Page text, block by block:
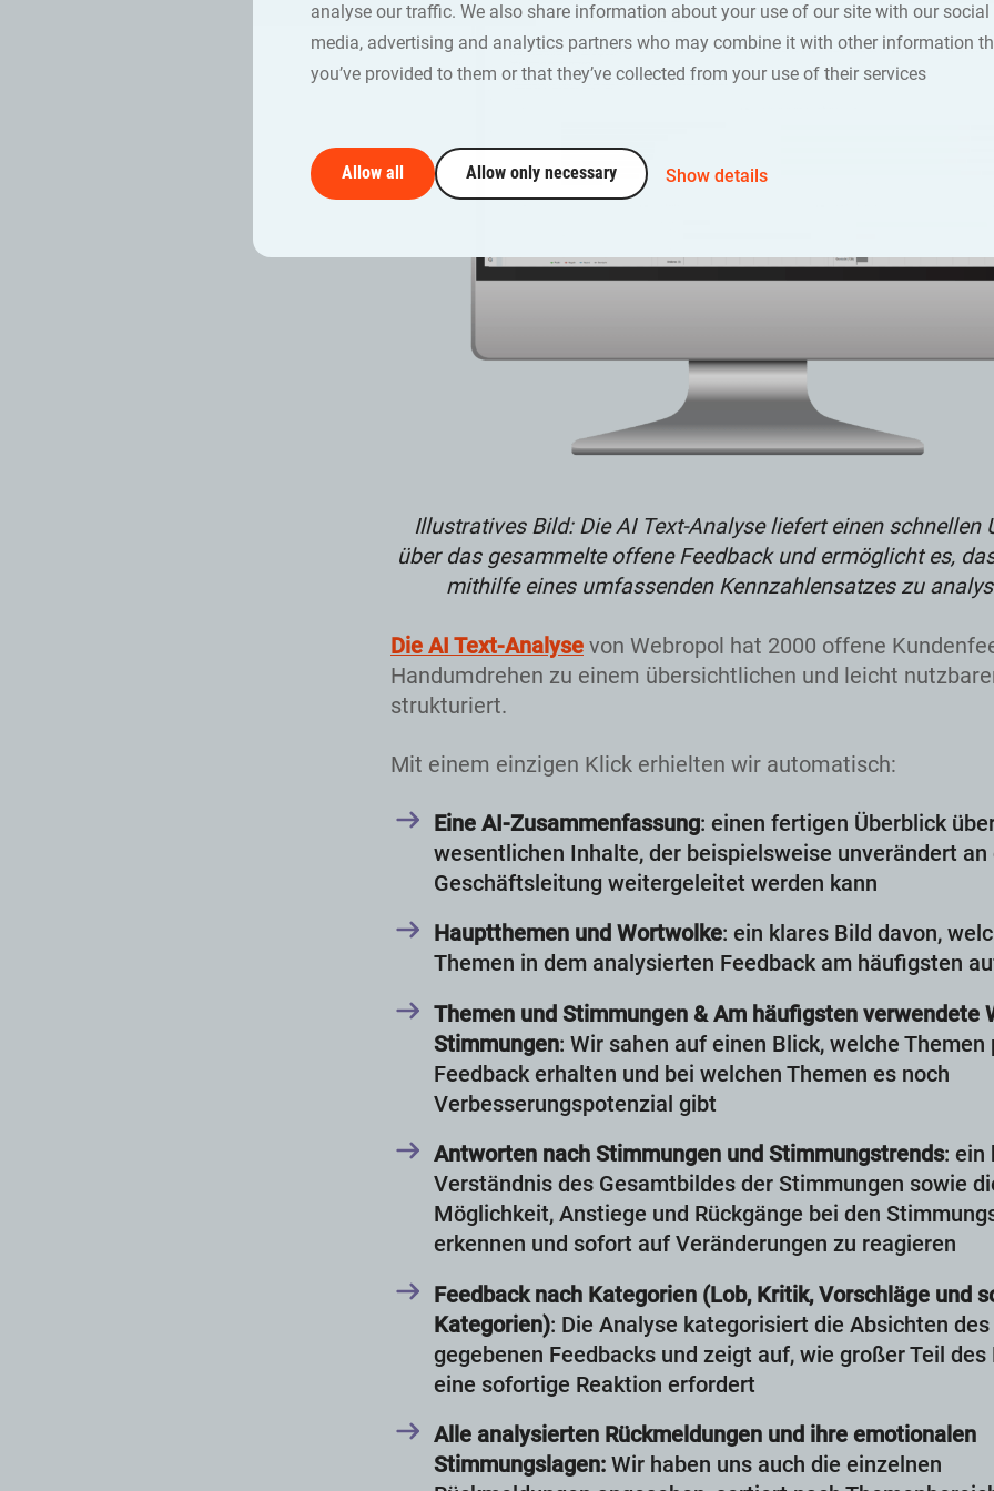
analyse our traffic. We also share information about your use of our site with our social
media, advertising and analytics partners who may combine it with other information
you’ve provided to them or that they’ve collected from your use of their services
Allow all Allow only necessary Show details
Illustratives Bild: Die AI Text-Analyse liefert einen schnellen
über das gesammelte offene Feedback und ermöglicht es,
mithilfe eines umfassenden Kennzahlensatzes zu
Die AI Text-Analyse von Webropol hat 2000 offene
Handumdrehen zu einem übersichtlichen und leicht
strukturiert.
Mit einem einzigen Klick erhielten wir automatisch:
Eine AI-Zusammenfassung: einen fertigen Überblick
wesentlichen Inhalte, der beispielsweise unverändert an
Geschäftsleitung weitergeleitet werden kann
Hauptthemen und Wortwolke: ein klares Bild davon,
Themen in dem analysierten Feedback am häufigsten
Themen und Stimmungen & Am häufigsten verwendete
Stimmungen: Wir sahen auf einen Blick, welche Themen
Feedback erhalten und bei welchen Themen es noch
Verbesserungspotenzial gibt
Antworten nach Stimmungen und Stimmungstrends: ein
Verständnis des Gesamtbildes der Stimmungen sowie
Möglichkeit, Anstiege und Rückgänge bei den
erkennen und sofort auf Veränderungen zu reagieren
Feedback nach Kategorien (Lob, Kritik, Vorschläge und
Kategorien): Die Analyse kategorisiert die Absichten des
gegebenen Feedbacks und zeigt auf, wie großer Teil des
eine sofortige Reaktion erfordert
Alle analysierten Rückmeldungen und ihre emotionalen
Stimmungslagen: Wir haben uns auch die einzelnen